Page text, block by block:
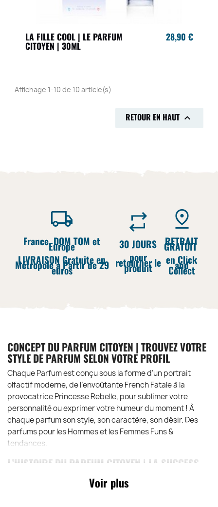
LA FILLE COOL | LE PARFUM
CITOYEN | 30ML
28,90 €
Affichage 1-10 de 10 article(s)
RETOUR EN HAUT 
France, DOM TOM et
Europe
LIVRAISON Gratuite en
Métropole à Partir de 29
euros
30 JOURS
pour
retourner le
produit
RETRAIT
GRATUIT
en Click
and
Collect
CONCEPT DU PARFUM CITOYEN | TROUVEZ VOTRE
STYLE DE PARFUM SELON VOTRE PROFIL
Chaque Parfum est conçu sous la forme d’un portrait
olfactif moderne, de l’envoûtante French Fatale à la
provocatrice Princesse Rebelle, pour sublimer votre
personnalité ou exprimer votre humeur du moment ! À
chaque parfum son style, son caractère, son désir. Des
parfums pour les Hommes et les Femmes Funs &
tendances.
L’HISTOIRE DU PARFUM CITOYEN | LA SUCCESS-
UNE HISTOIRE DE FAMILLE | PARFUM CITOYEN
Voir plus